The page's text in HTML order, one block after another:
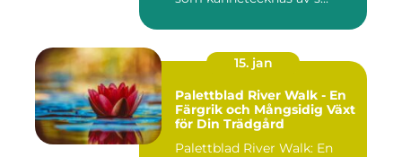
15. jan
Palettblad River Walk - En
Färgrik och Mångsidig Växt
för Din Trädgård
Palettblad River Walk: En